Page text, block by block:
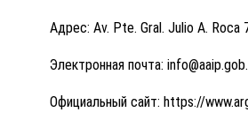
Адрес: Av. Pte. Gral. Julio A. Roca
Электронная почта:
Официальный сайт: https://